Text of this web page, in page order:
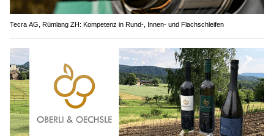
Tecra AG, Rümlang ZH: Kompetenz in Rund-, Innen- und Flachschleifen